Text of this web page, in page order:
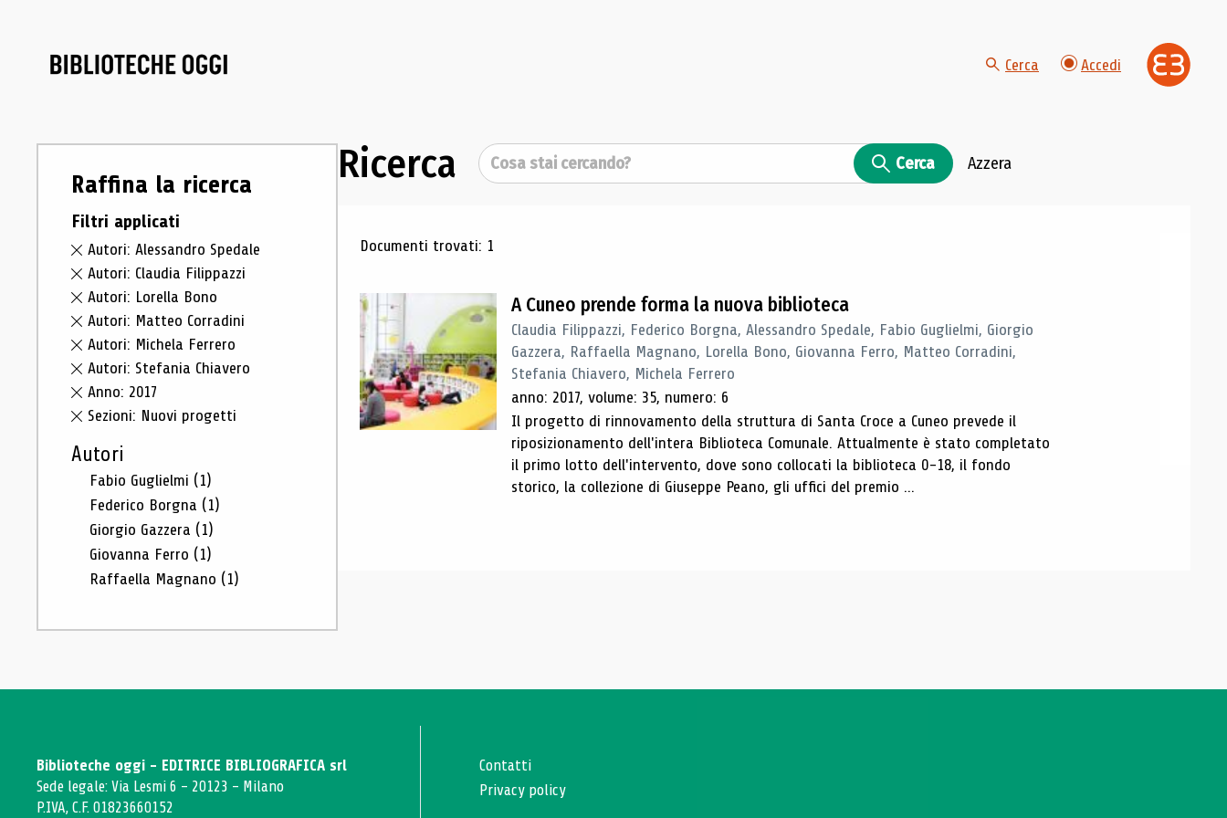
Cerca Accedi
Raffina la ricerca
Filtri applicati
Autori: Alessandro Spedale
Autori: Claudia Filippazzi
Autori: Lorella Bono
Autori: Matteo Corradini
Autori: Michela Ferrero
Autori: Stefania Chiavero
Anno: 2017
Sezioni: Nuovi progetti
Autori
Fabio Guglielmi (1)
Federico Borgna (1)
Giorgio Gazzera (1)
Giovanna Ferro (1)
Raffaella Magnano (1)
Ricerca Cerca Cerca Azzera
Risultati di ricerca
Documenti trovati: 1
A Cuneo prende forma la nuova biblioteca
Claudia Filippazzi, Federico Borgna, Alessandro Spedale, Fabio Guglielmi, Giorgio
Gazzera, Raffaella Magnano, Lorella Bono, Giovanna Ferro, Matteo Corradini,
Stefania Chiavero, Michela Ferrero
anno: 2017, volume: 35, numero: 6
Il progetto di rinnovamento della struttura di Santa Croce a Cuneo prevede il
riposizionamento dell'intera Biblioteca Comunale. Attualmente è stato completato
il primo lotto dell'intervento, dove sono collocati la biblioteca 0-18, il fondo
storico, la collezione di Giuseppe Peano, gli uffici del premio ...
Biblioteche oggi - EDITRICE BIBLIOGRAFICA srl
Sede legale: Via Lesmi 6 - 20123 - Milano
P.IVA, C.F. 01823660152
Contatti
Privacy policy